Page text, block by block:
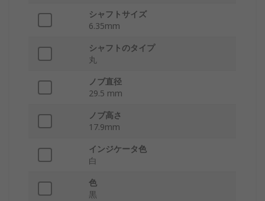
シャフトサイズ
6.35mm
シャフトのタイプ
丸
ノブ直径
29.5 mm
ノブ高さ
17.9mm
インジケータ色
白
色
黒